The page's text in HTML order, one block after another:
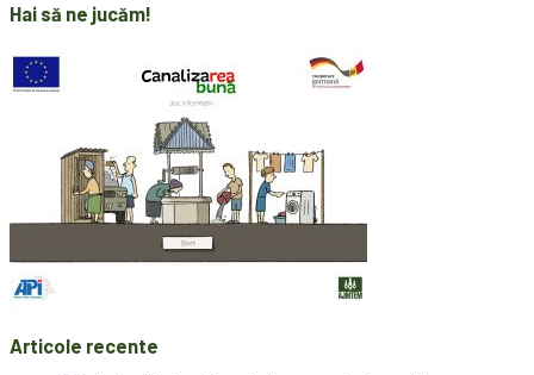
Hai să ne jucăm!
Articole recente